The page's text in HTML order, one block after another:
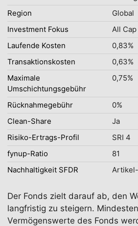
Region
Global
Investment Fokus
All Cap
Laufende Kosten
0,83%
Transaktionskosten
0,63%
Maximale
Umschichtungsgebühr
0,75%
Rücknahmegebühr
0%
Clean-Share
Ja
Risiko-Ertrags-Profil
SRI 4
fynup-Ratio
81
Nachhaltigkeit SFDR
Der Fonds zielt darauf ab, den
langfristig zu steigern.
Vermögenswerte des Fonds